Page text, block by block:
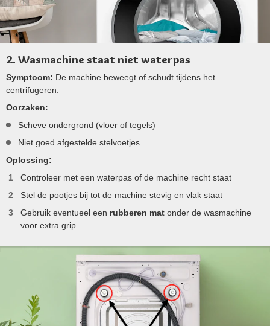
2. Wasmachine staat niet waterpas
Symptoom: De machine beweegt of schudt tijdens het
centrifugeren.
Oorzaken:
Scheve ondergrond (vloer of tegels)
Niet goed afgestelde stelvoetjes
Oplossing:
Controleer met een waterpas of de machine recht staat
Stel de pootjes bij tot de machine stevig en vlak staat
Gebruik eventueel een rubberen mat onder de wasmachine
voor extra grip